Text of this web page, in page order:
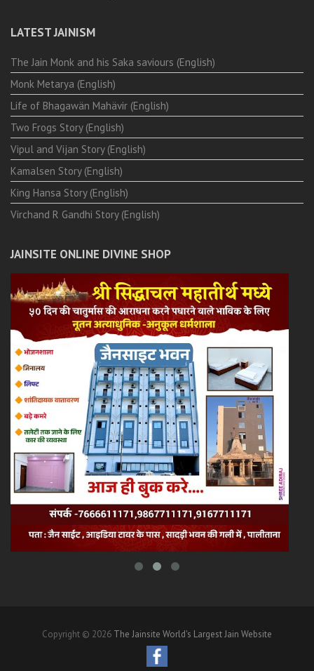
LATEST JAINISM
The Jain Monk and his Saka saviours (English)
Monk Metarya (English)
Life of Bhagawän Mahävir (English)
Two Frogs Story (English)
Vipul and Vijan Story (English)
Kamalsen Story (English)
King Hansa Story (English)
Virchand R Gandhi Story (English)
JAINSITE ONLINE DIVINE SHOP
Copyright © 2026 The Jainsite World's Largest Jain Website